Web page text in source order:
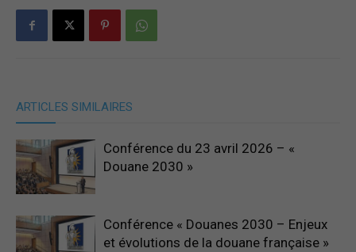
ARTICLES SIMILAIRES
Conférence du 23 avril 2026 – «
Douane 2030 »
Conférence « Douanes 2030 – Enjeux
et évolutions de la douane française »